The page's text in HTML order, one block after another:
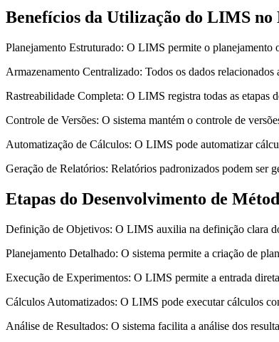
Benefícios da Utilização do LIMS no
Planejamento Estruturado: O LIMS permite o planejamento
Armazenamento Centralizado: Todos os dados
Rastreabilidade Completa: O LIMS registra todas as etapas
Controle de Versões: O sistema mantém o controle de
Automatização de Cálculos: O LIMS pode automatizar
Geração de Relatórios: Relatórios padronizados podem ser
Etapas do Desenvolvimento de
Definição de Objetivos: O LIMS auxilia na definição clara
Planejamento Detalhado: O sistema permite a criação de
Execução de Experimentos: O LIMS permite a entrada
Cálculos Automatizados: O LIMS pode executar cálculos
Análise de Resultados: O sistema facilita a análise dos